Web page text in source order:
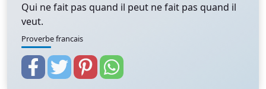
Qui ne fait pas quand il peut ne fait pas quand il
veut.
Proverbe francais